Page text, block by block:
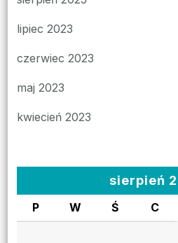
lipiec 2023
czerwiec 2023
maj 2023
kwiecień 2023
sierpień
P W Ś C